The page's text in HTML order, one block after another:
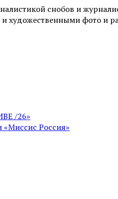
снобов и
художественными фото и
/26»
Россия»